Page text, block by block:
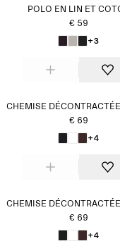
POLO EN LIN ET
€ 59
+3
CHEMISE
€ 69
+4
CHEMISE
€ 69
+4